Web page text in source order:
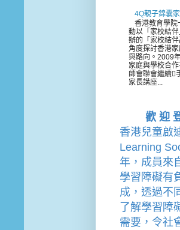
4Q親子錦囊
香港教育學院
動以「家校結
辦的「家校結
角度探討香港
與路向。2009
家庭與學校合
師會聯會繼續
家長講座...
歡 迎
香港兒童啟
Learning
年，成員來
學習障礙有
成，透過不
了解學習障
需要，令社